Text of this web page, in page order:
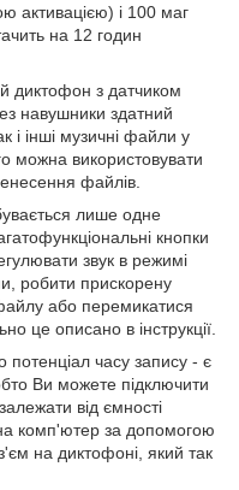
активацією) і 100 маг
на 12 годин
диктофон з датчиком
навушники здатний
і інші музичні файли у
можна використовувати
файлів.
лише одне
кнопки
звук в режимі
робити прискорену
або перемикатися
це описано в інструкції.
потенціал часу запису - є
Ви можете підключити
від ємності
комп'ютер за допомогою
на диктофоні, який так